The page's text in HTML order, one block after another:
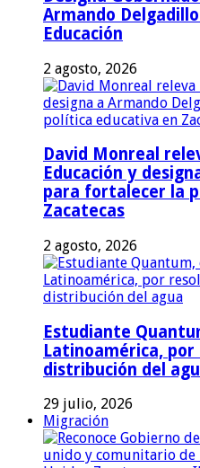
Armando
Educación
2 agosto, 2026
David Monreal
Educación y
para fortalecer la
Zacatecas
2 agosto, 2026
Estudiante
Latinoamérica,
distribución del
29 julio, 2026
Migración